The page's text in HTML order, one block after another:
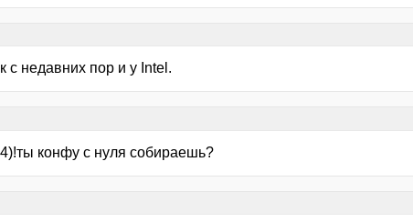
с недавних пор и у Intel.
конфу с нуля собираешь?